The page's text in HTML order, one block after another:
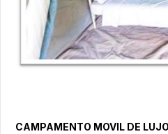
CAMPAMENTO MOVIL DE